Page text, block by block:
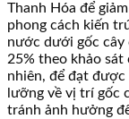
Thanh Hóa để
phong cách kiến
nước dưới gốc cây
25% theo khảo sát
nhiên, để đạt
lưỡng về vị trí gốc
tránh ảnh hưởng